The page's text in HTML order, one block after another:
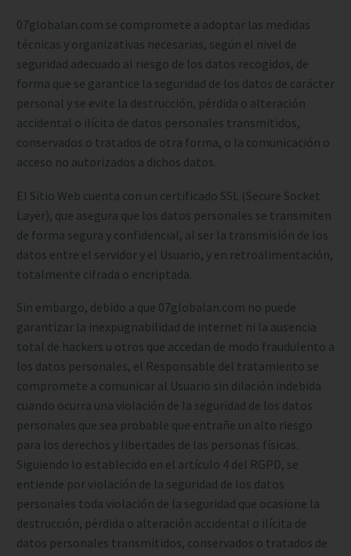
07globalan.com se compromete a adoptar las medidas
técnicas y organizativas necesarias, según el nivel de
seguridad adecuado al riesgo de los datos recogidos, de
forma que se garantice la seguridad de los datos de carácter
personal y se evite la destrucción, pérdida o alteración
accidental o ilícita de datos personales transmitidos,
conservados o tratados de otra forma, o la comunicación o
acceso no autorizados a dichos datos.
El Sitio Web cuenta con un certificado SSL (Secure Socket
Layer), que asegura que los datos personales se transmiten
de forma segura y confidencial, al ser la transmisión de los
datos entre el servidor y el Usuario, y en retroalimentación,
totalmente cifrada o encriptada.
Sin embargo, debido a que 07globalan.com no puede
garantizar la inexpugnabilidad de internet ni la ausencia
total de hackers u otros que accedan de modo fraudulento a
los datos personales, el Responsable del tratamiento se
compromete a comunicar al Usuario sin dilación indebida
cuando ocurra una violación de la seguridad de los datos
personales que sea probable que entrañe un alto riesgo
para los derechos y libertades de las personas físicas.
Siguiendo lo establecido en el artículo 4 del RGPD, se
entiende por violación de la seguridad de los datos
personales toda violación de la seguridad que ocasione la
destrucción, pérdida o alteración accidental o ilícita de
datos personales transmitidos, conservados o tratados de